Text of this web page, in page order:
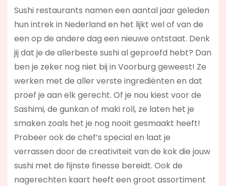
Sushi restaurants namen een aantal jaar geleden
hun intrek in Nederland en het lijkt wel of van de
een op de andere dag een nieuwe ontstaat. Denk
jij dat je de allerbeste sushi al geproefd hebt? Dan
ben je zeker nog niet bij in Voorburg geweest! Ze
werken met de aller verste ingrediënten en dat
proef je aan elk gerecht. Of je nou kiest voor de
Sashimi, de gunkan of maki roll, ze laten het je
smaken zoals het je nog nooit gesmaakt heeft!
Probeer ook de chef’s special en laat je
verrassen door de creativiteit van de kok die jouw
sushi met de fijnste finesse bereidt. Ook de
nagerechten kaart heeft een groot assortiment